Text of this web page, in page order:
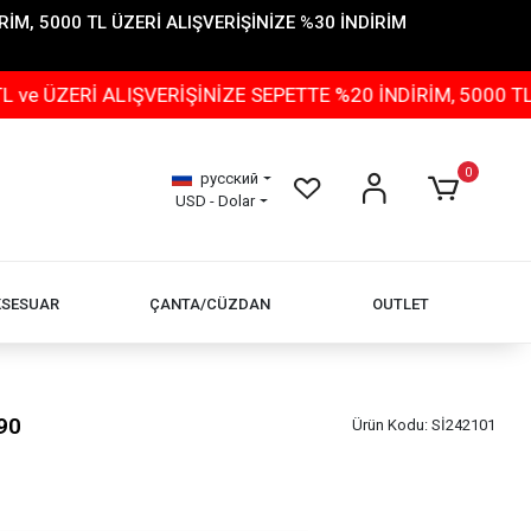
5000 TL ÜZERİ ALIŞVERİŞİNİZE %30 İNDİRİM
ALIŞVERİŞİNİZE SEPETTE %20 İNDİRİM, 5000 TL
русский
USD - Dolar
0
ÇANTA/CÜZDAN OUTLET
Ürün Kodu: Sİ242101